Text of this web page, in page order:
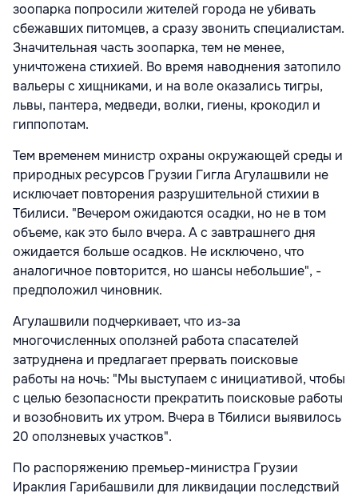
зоопарка попросили жителей города не убивать
сбежавших питомцев, а сразу звонить специалистам.
Значительная часть зоопарка, тем не менее,
уничтожена стихией. Во время наводнения затопило
вальеры с хищниками, и на воле оказались тигры,
львы, пантера, медведи, волки, гиены, крокодил и
гиппопотам.
Тем временем министр охраны окружающей среды и
природных ресурсов Грузии Гигла Агулашвили не
исключает повторения разрушительной стихии в
Тбилиси. "Вечером ожидаются осадки, но не в том
объеме, как это было вчера. А с завтрашнего дня
ожидается больше осадков. Не исключено, что
аналогичное повторится, но шансы небольшие", -
предположил чиновник.
Агулашвили подчеркивает, что из-за
многочисленных оползней работа спасателей
затруднена и предлагает прервать поисковые
работы на ночь: "Мы выступаем с инициативой, чтобы
с целью безопасности прекратить поисковые работы
и возобновить их утром. Вчера в Тбилиси выявилось
20 оползневых участков".
По распоряжению премьер-министра Грузии
Ираклия Гарибашвили для ликвидации последствий